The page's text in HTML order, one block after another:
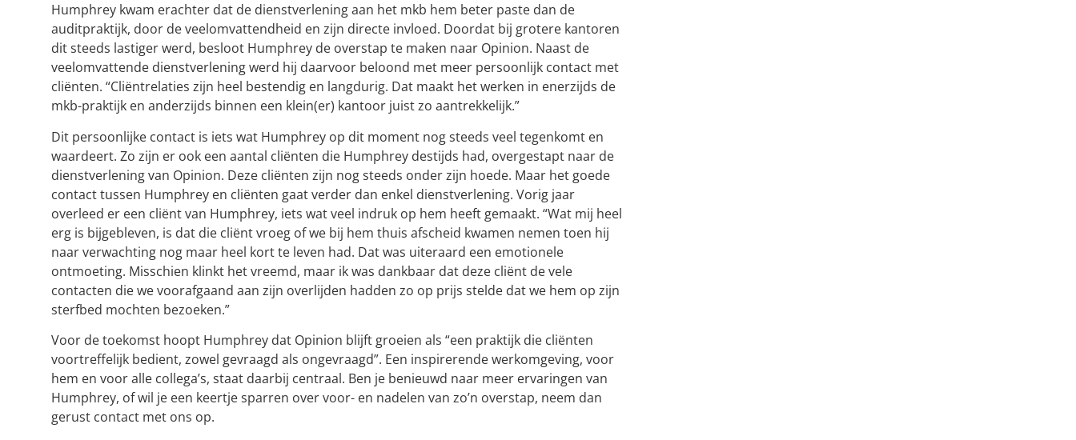
Humphrey kwam erachter dat de dienstverlening aan het mkb hem beter paste dan de
auditpraktijk, door de veelomvattendheid en zijn directe invloed. Doordat bij grotere kantoren
dit steeds lastiger werd, besloot Humphrey de overstap te maken naar Opinion. Naast de
veelomvattende dienstverlening werd hij daarvoor beloond met meer persoonlijk contact met
cliënten. “Cliëntrelaties zijn heel bestendig en langdurig. Dat maakt het werken in enerzijds de
mkb-praktijk en anderzijds binnen een klein(er) kantoor juist zo aantrekkelijk.”
Dit persoonlijke contact is iets wat Humphrey op dit moment nog steeds veel tegenkomt en
waardeert. Zo zijn er ook een aantal cliënten die Humphrey destijds had, overgestapt naar de
dienstverlening van Opinion. Deze cliënten zijn nog steeds onder zijn hoede. Maar het goede
contact tussen Humphrey en cliënten gaat verder dan enkel dienstverlening. Vorig jaar
overleed er een cliënt van Humphrey, iets wat veel indruk op hem heeft gemaakt. “Wat mij heel
erg is bijgebleven, is dat die cliënt vroeg of we bij hem thuis afscheid kwamen nemen toen hij
naar verwachting nog maar heel kort te leven had. Dat was uiteraard een emotionele
ontmoeting. Misschien klinkt het vreemd, maar ik was dankbaar dat deze cliënt de vele
contacten die we voorafgaand aan zijn overlijden hadden zo op prijs stelde dat we hem op zijn
sterfbed mochten bezoeken.”
Voor de toekomst hoopt Humphrey dat Opinion blijft groeien als “een praktijk die cliënten
voortreffelijk bedient, zowel gevraagd als ongevraagd”. Een inspirerende werkomgeving, voor
hem en voor alle collega’s, staat daarbij centraal. Ben je benieuwd naar meer ervaringen van
Humphrey, of wil je een keertje sparren over voor- en nadelen van zo’n overstap, neem dan
gerust contact met ons op.